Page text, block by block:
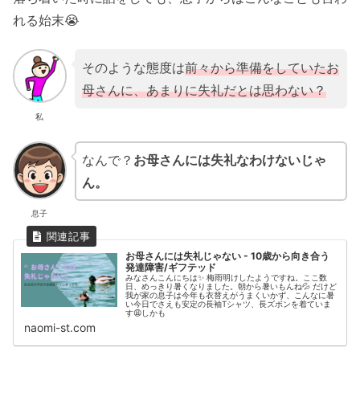
れる始末😭
私
そのような態度は前々から準備をしていたお
母さんに、あまりに失礼だとは思わない？
息子
なんで？ お母さんには失礼なわけないじゃ
ん。
お母さんには失礼じゃない - 10歳から向き合う
発達障害/ギフテッド
みなさんこんにちは✨ 梅雨明けしたようですね。ここ数
日、めっきり暑くなりました。朝から暑いもんね💦 だけど
我が家の息子は今年も衣替えがうまくいかず、こんなに暑
い今日でさえも安定の長袖Tシャツ、長ズボンを着ていま
す😩しかも
naomi-st.com